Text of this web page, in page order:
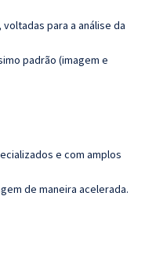
para a análise da
padrão (imagem e
e com amplos
de maneira acelerada.